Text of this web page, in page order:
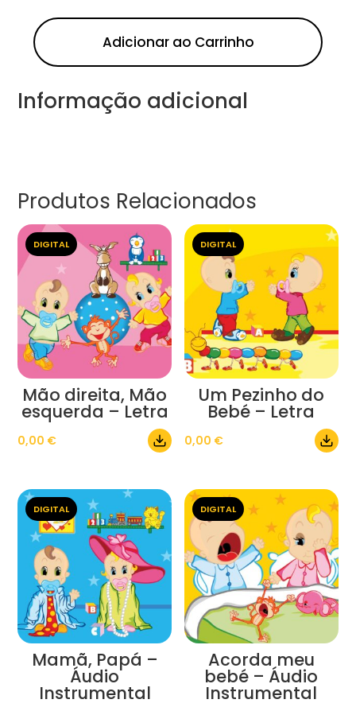
Adicionar ao Carrinho
Informação adicional
Produtos Relacionados
DIGITAL
Mão direita, Mão
esquerda – Letra
0,00 €
DIGITAL
Um Pezinho do
Bebé – Letra
0,00 €
DIGITAL
Mamã, Papá –
Áudio
Instrumental
DIGITAL
Acorda meu
bebé – Áudio
Instrumental